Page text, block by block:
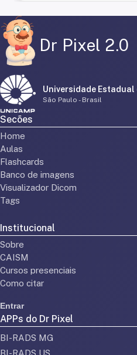
Dr Pixel 2.0
Universidade Estadual
São Paulo - Brasil
Secões
Home
Aulas
Flashcards
Banco de imagens
Visualizador Dicom
Tags
Institucional
Sobre
CAISM
Cursos presenciais
Como citar
Entrar
APPs do Dr Pixel
BI-RADS MG
BI-RADS US